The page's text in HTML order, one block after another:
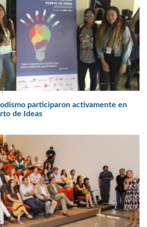
participaron activamente en
de Ideas